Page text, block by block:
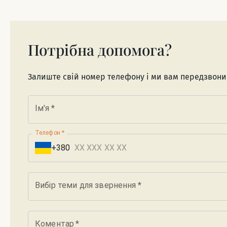
Потрібна допомога?
Залиште свій номер телефону і ми вам
Ім'я *
Телефон *
+380
Вибір теми для звернення *
Коментар *